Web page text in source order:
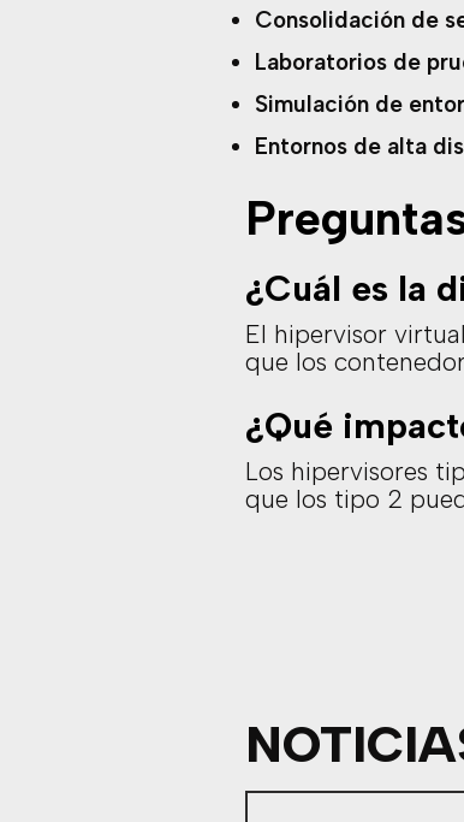
Consolidación de
Laboratorios de
Simulación de
Entornos de alta
¿Cuál es la
El hipervisor
que los
¿Qué
Los hipervisores
que los tipo 2